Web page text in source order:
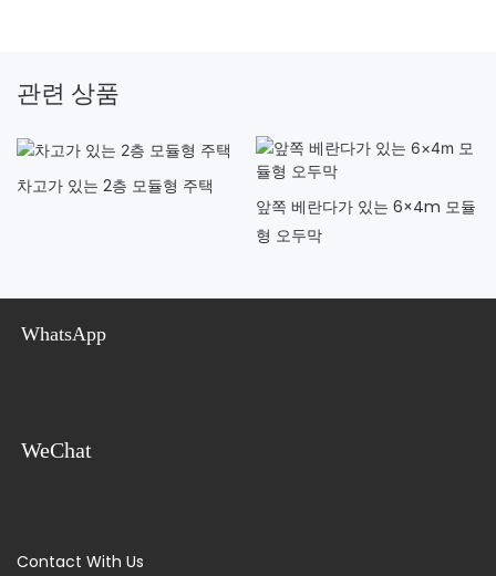
관련 상품
차고가 있는 2층 모듈형 주택
앞쪽 베란다가 있는 6×4m 모듈
형 오두막
WhatsApp
WeChat
Contact With Us